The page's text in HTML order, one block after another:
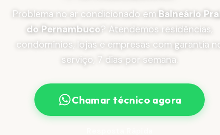
Problema no ar condicionado em Balneário
do Pernambuco? Atendemos residências,
condomínios, lojas e empresas com garantia
serviço, 7 dias por semana.
Chamar técnico agora